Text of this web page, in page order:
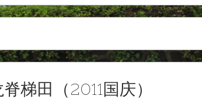
梯田（2011国庆）